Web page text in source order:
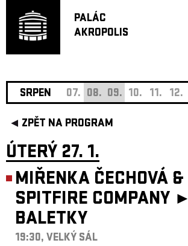
PALÁC
AKROPOLIS
SRPEN 07. 08. 09. 10. 11. 12.
ZPĚT NA PROGRAM
ÚTERÝ 27. 1.
MIŘENKA ČECHOVÁ &
SPITFIRE COMPANY ►
BALETKY
19:30, VELKÝ SÁL